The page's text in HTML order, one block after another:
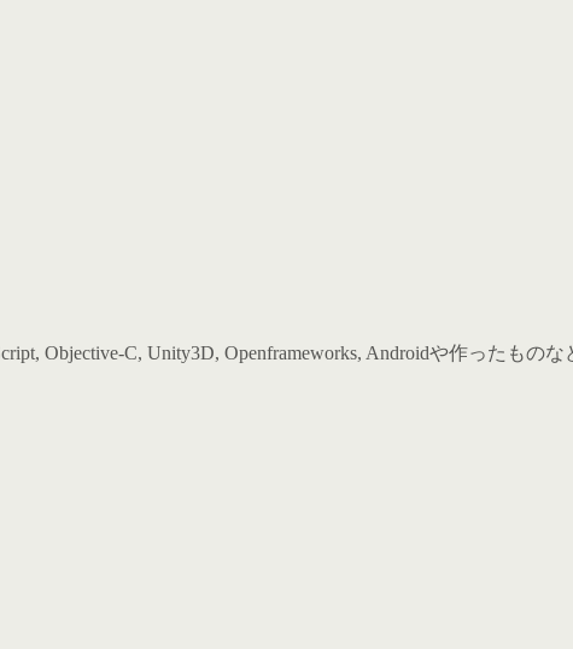
Objective-C, Unity3D, Openframeworks, Androidや作ったもの